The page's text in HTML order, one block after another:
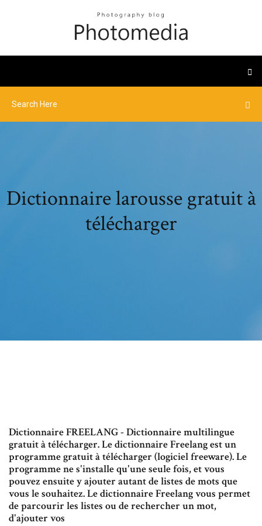
Dictionnaire larousse gratuit à
télécharger
Dictionnaire FREELANG - Dictionnaire multilingue
gratuit à télécharger. Le dictionnaire Freelang est un
programme gratuit à télécharger (logiciel freeware). Le
programme ne s'installe qu'une seule fois, et vous
pouvez ensuite y ajouter autant de listes de mots que
vous le souhaitez. Le dictionnaire Freelang vous permet
de parcourir les listes ou de rechercher un mot,
d'ajouter vos